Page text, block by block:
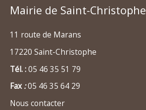
Mairie de Saint-Christophe
11 route de Marans
17220 Saint-Christophe
Tél. :05 46 35 51 79
Fax:05 46 35 64 29
Nous contacter